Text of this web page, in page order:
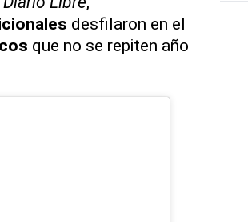
desfilaron en el
que no se repiten año